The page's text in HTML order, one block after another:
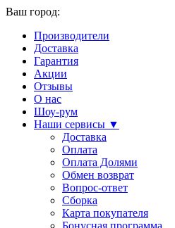
Ваш город:
Производители
Доставка
Гарантия
Акции
Отзывы
О нас
Шоу-рум
Наши сервисы ▼
Доставка
Оплата
Оплата Долями
Обмен возврат
Вопрос-ответ
Сборка
Карта покупателя
Бонусная программа